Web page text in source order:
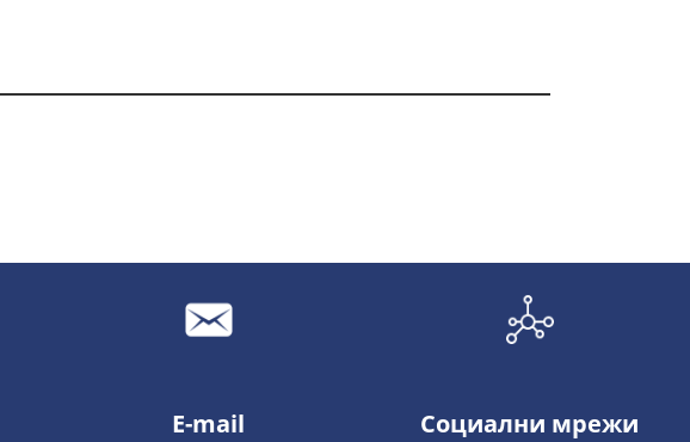
E-mail Социални мрежи